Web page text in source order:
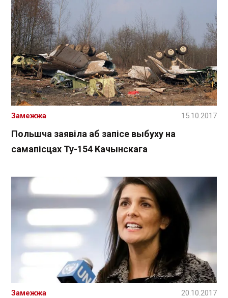
Польшча заявіла аб запісе выбуху на
самапісцах Ту-154 Качынскага
Замежжа 15.10.2017
Замежжа 20.10.2017